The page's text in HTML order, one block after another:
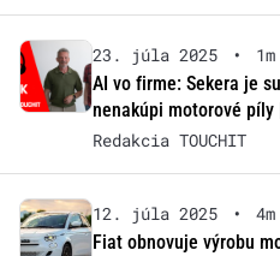
23. júla 2025 •
1m
AI vo firme: Sekera je
nenakúpi motorové píly
Redakcia TOUCHIT
12. júla 2025 •
4m
Fiat obnovuje výrobu